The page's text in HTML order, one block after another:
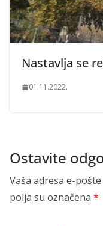
Nastavlja se
01.11.2022.
Ostavite
Vaša adresa e-
polja su označena *